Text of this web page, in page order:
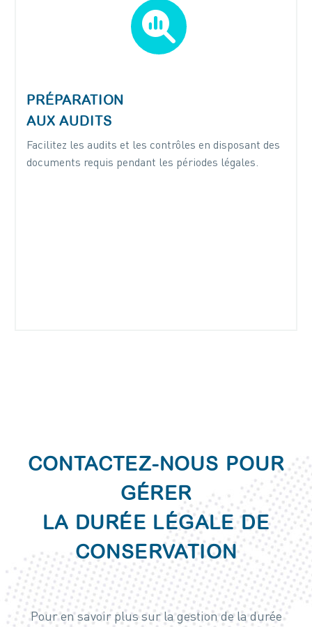


PRÉPARATION
AUX AUDITS
Facilitez les audits et les contrôles en disposant des
documents requis pendant les périodes légales.
CONTACTEZ-NOUS POUR
GÉRER
LA DURÉE LÉGALE DE
CONSERVATION
Pour en savoir plus sur la gestion de la durée